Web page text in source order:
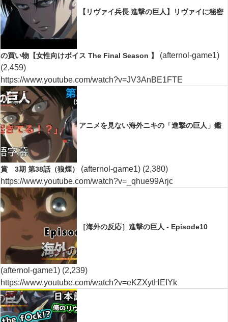
【リヴァイ兵長 進撃の巨人】リヴァイに秘密
の買い物【女性向けボイス The Final Season 】
(afternol-game1)
(2,459)
https://www.youtube.com/watch?v=JV3AnBE1FTE
アニメを見ない海外ニキの「進撃の巨人」鑑
賞 3期 第38話（狼煙） (afternol-game1) (2,380)
https://www.youtube.com/watch?v=_qhue99Arjc
［海外の反応］進撃の巨人 - Episode10
(afternol-game1) (2,239)
https://www.youtube.com/watch?v=eKZXytHEIYk